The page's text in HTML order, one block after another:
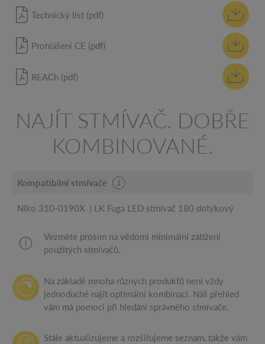
Technický list (pdf)
Prohlášení CE (pdf)
REACh (pdf)
NAJÍT STMÍVAČ. DOBŘE
KOMBINOVANÉ.
Kompatibilní stmívače
Niko 310-0190X LK Fuga LED stmívač 180 dotykový
Vezměte prosím na vědomí minimální zatížení
použitých stmívačů.
Na základě mnoha různých produktů není vždy
jednoduché najít optimální kombinaci. Náš přehled
vám má pomoci při hledání správného stmívače.
Stále aktualizujeme a rozšiřujeme seznam, takže vám